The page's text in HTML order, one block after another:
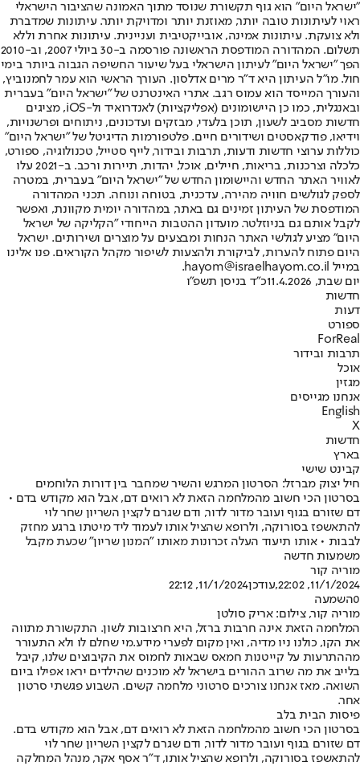
"ישראל היום" הוא גוף תקשורת שנוסד מתוך האמונה שהציבור הישראלי
ראוי לעיתונות טובה יותר, מאוזנת יותר ומדויקת יותר. עיתונות שמדברת
ולא צועקת. עיתונות אמינה, אובייקטיבית ועניינית. עיתונות אחרת וללא
תשלום. המהדורה המודפסת הראשונה פורסמה ב-30 ביולי 2007, וב-2010
הפך "ישראל היום" לעיתון הישראלי בעל שיעור החשיפה הגבוה ביותר בימי
חול. מו"ל העיתון היא ד"ר מרים אדלסון. העורך הראשי הוא עמר לחמנוביץ,
והעורך המייסד הוא עמוס רגב. אתרי האינטרנט של "ישראל היום" בעברית
ובאנגלית, כמו כן היישומונים (אפליקציות) לאנדרואיד ול-iOS, מציגים
חדשות מסביב לשעון, תוכן בלעדי, מבזקים ועדכונים, ניתוחים ופרשנויות,
וידיאו, פודקאסטים ושידורים חיים. פלטפורמות הדיגיטל של "ישראל היום"
כוללות ערוצי חדשות ודעות, תרבות ובידור, לייף סטייל, טכנולוגיה, ספורט,
כלכלה וצרכנות, בריאות, חיילים, אוכל, יהדות, תיירות ורכב. ב-2021 עלו
לאוויר האתר החדש והיישומון החדש של "ישראל היום" בעברית, במטרה
לספק לגולשים חוויה מהירה, עדכנית, בטוחה ונוחה. תכני המהדורה
המודפסת של העיתון זמינים גם באתר, במהדורה יומית מקוונת, ואפשר
לקבל אותם גם בניוזלטר. מועדון ההטבות הייחודי "הקליקה של ישראל
היום" מציע לגולשי האתר הנחות ומבצעים על מוצרים ושירותים. ישראל
היום פתוח להערות, לביקורת ולהצעות לשיפור מקהל הקוראים. פנו אלינו
במייל hayom@israelhayom.co.il.
יום שבת, 11.4.2026
כ"ד בניסן תשפ"ו
חדשות
דעות
ספורט
ForReal
תרבות ובידור
אוכל
מגזין
אנחנו מגייסים
English
X
חדשות
בארץ
קבינט שישי
חיל יצוק מברזל: הסרטון המרגש והשיר שמחבר בין דורות הלוחמים
בסרטון הכי חשוב מהמלחמה הזאת לא רואים דם, אבל הוא מקודש בדם •
דם שזורם בגוף ועובר מדור לדור, ודם שגרם לקצין השריון שחר לוי
להתאשפז בסורוקה, ולרופא שהציל אותו לעמוד ליד מיטתו ברגע מחזק
לבבות • אותו תיעוד העלה זכרונות מאותו "המנון שריון" שכעת מקבל
משמעות חדשה
מוריה קור
11/1/2024, 22:02
,עודכן11/1/2024, 22:12
0השמעה
מוריה קור, צילום: אריק סולטן
המלחמה הזאת אינה חרבות ברזל, היא חרצובות לשון. התקשורת מתווה
את הקו, כולנו ניו מדיה, ואין מקום לפערי מידע.מי שחלם לו ולא התעורר
מההתרעות על קייטנות חמאס שבאות לחמוס את הקיבוצים שלנו, קיבל
בלייב את מה שרוב ההורים בישראל לא מוכנים שהילדים יראו אפילו ביום
השואה. מאז אנחנו צורכים סרטוני מלחמה קשים. השבוע פגשתי סרטון
אחר.
פיסות הבית בלב
בסרטון הכי חשוב מהמלחמה הזאת לא רואים דם, אבל הוא מקודש בדם.
דם שזורם בגוף ועובר מדור לדור, ודם שגרם לקצין השריון שחר לוי
להתאשפז בסורוקה, ולרופא שהציל אותו, ד"ר אסף אקר, מנהל המחלקה